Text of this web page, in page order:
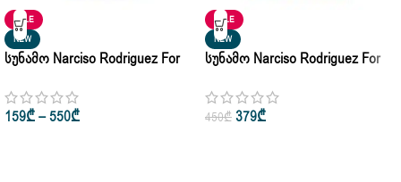
SALE
NEW
Სუნამო Narciso Rodriguez For
159₾–550₾
SALE
NEW
Სუნამო Narciso Rodriguez For
Oz
450₾ 379₾